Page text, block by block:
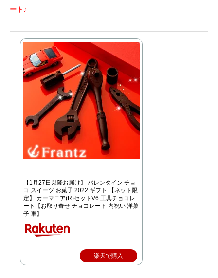
ート♪
【1月27日以降お届け】 バレンタイン チョ
コ スイーツ お菓子 2022 ギフト 【ネット限
定】 カーマニア(R)セットV6 工具チョコレ
ート【お取り寄せ チョコレート 内祝い 洋菓
子 車】
楽天で購入